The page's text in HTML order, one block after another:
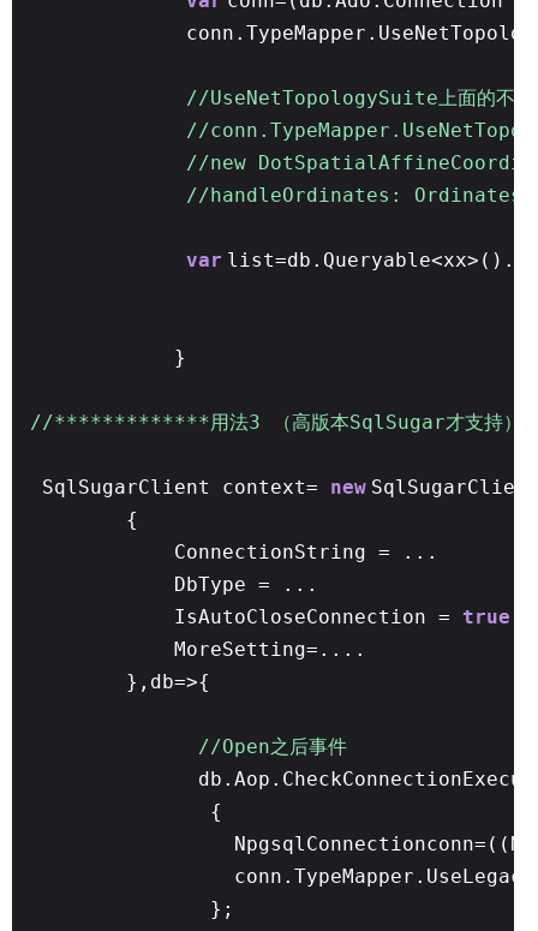
//UseNetTopologySuite上
//
//new
//handleOrdinates:
var
}
//*************用法3 （高版本SqlSugar才支
SqlSugarClient context= new
{
ConnectionString = ...
DbType = ...
IsAutoCloseConnection = true
MoreSetting=....
},db=>{
//Open之后事件
{
};